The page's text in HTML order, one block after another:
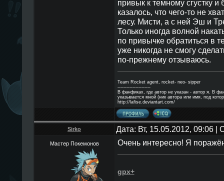
привык к темному сгустку
казалось, что чего-то не
лесу. Мисти, а с ней Эш и
Только иногда волной
по привычке обратиться в
уже никогда не смогу
по-прежнему отзываюсь.
Team Rocket agent, rocket- neo- sipper
----------------------
В фанфиках, где автор не указан - автор я. В
указывается мной (ник автора или имя, под
http://lafise.deviantart.com/
Sirko Дата: Вт, 15.05.2012, 09:06
Мастер Покемонов Очень интересно! Я
gpx+